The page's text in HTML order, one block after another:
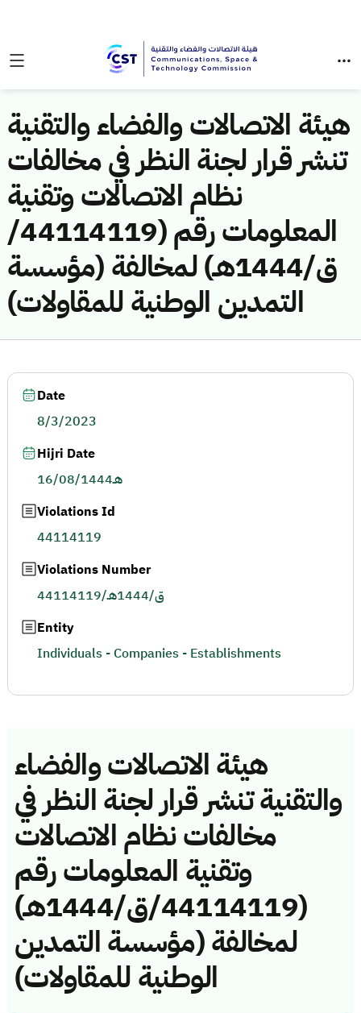
هيئة الاتصالات والفضاء والتقنية
تنشر قرار لجنة النظر في مخالفات
نظام الاتصالات وتقنية
المعلومات رقم (44114119/
ق/1444هـ) لمخالفة (مؤسسة
التمدين الوطنية للمقاولات)
هيئة الاتصالات والفضاء
والتقنية تنشر قرار لجنة النظر في
مخالفات نظام الاتصالات
وتقنية المعلومات رقم
(44114119/ق/1444هـ)
لمخالفة (مؤسسة التمدين
الوطنية للمقاولات)
Date
8/3/2023
Hijri Date
16/08/1444هـ
Violations Id
44114119
Violations Number
44114119/ق/1444هـ
Entity
Individuals - Companies - Establishments